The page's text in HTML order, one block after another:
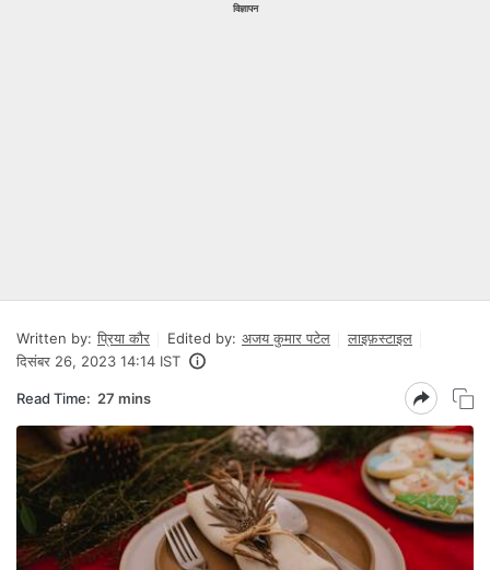
विज्ञापन
Written by: प्रिया कौर Edited by: अजय कुमार पटेल
लाइफ़स्टाइल
दिसंबर 26, 2023 14:14 IST
Read Time: 27 mins